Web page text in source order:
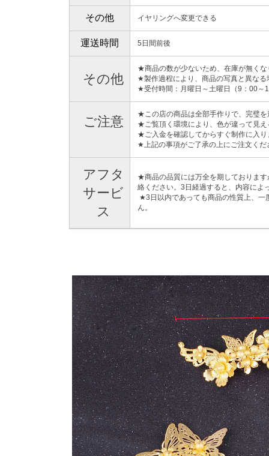
その他 イヤリングへ変更できる
運送時間 5日間前後
その他
★商品の数が少ないため、在庫が無く
★製作過程により、商品の写真と異な
★受付時間：月曜日～土曜日（9：00～
ご注意
★この店の商品は全部手作りで、完璧
★ご覧頂く環境により、色が違って見
★ご入金を確認してからすぐ制作に入
★上記の事項がご了承の上にご注文くだ
アフタ
サービ
ス
★商品の品質には万全を期しておりま
絡ください。3日経過すると、内容によ
★3日以内であっても商品の性質上、一
ん。